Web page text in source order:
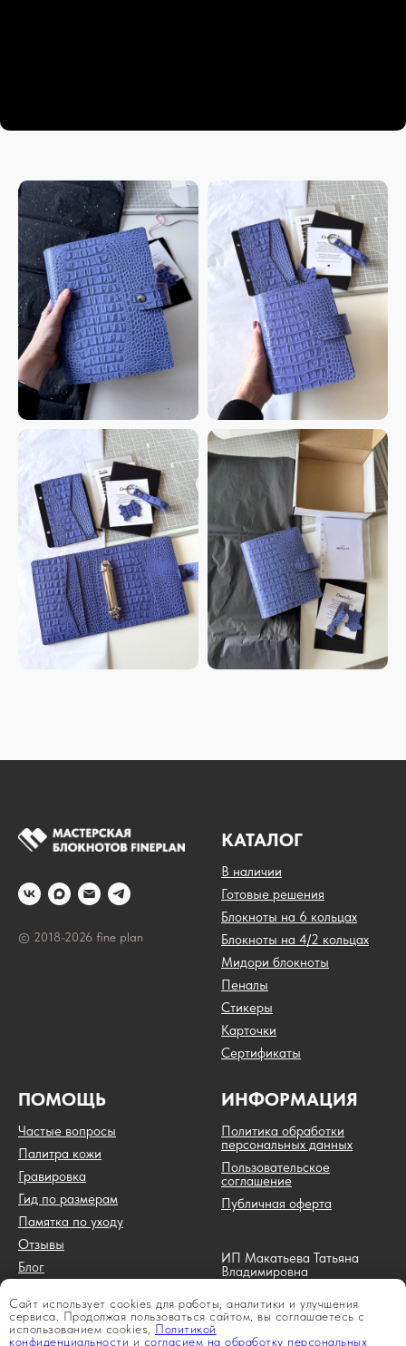
Сайт использует cookies для работы, аналитики и улучшения
сервиса. Продолжая пользоваться сайтом, вы соглашаетесь с
использованием cookies, Политикой
конфиденциальности и согласием на обработку персональных
© 2018-2026 fine plan
КАТАЛОГ
В наличии
Готовые решения
Блокноты на 6 кольцах
Блокноты на 4/2 кольцах
Мидори блокноты
Пеналы
Стикеры
Карточки
Сертификаты
ПОМОЩЬ
Частые вопросы
Палитра кожи
Гравировка
Гид по размерам
Памятка по уходу
Отзывы
Блог
ИНФОРМАЦИЯ
Политика обработки
персональных данных
Пользовательское
соглашение
Публичная оферта
ИП Макатьева Татьяна
Владимировна
ОГРН 320745600012622
Г. Челябинск